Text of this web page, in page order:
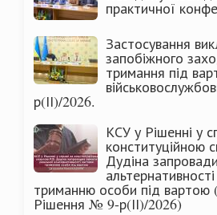
практичної
Застосування
запобіжного
тримання під
р(ІІ)/2026.
КСУ у Рішенні у
конституційною
Дудіна
триманню особи під вартою
Рішення № 9-р(ІІ)/2026)